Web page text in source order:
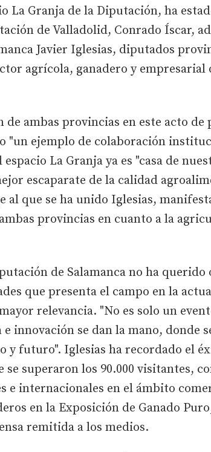
La Granja de la Diputación, ha
de Valladolid, Conrado Íscar,
Javier Iglesias, diputados
agrícola, ganadero y empresarial
de ambas provincias en este acto de
"un ejemplo de colaboración
La Granja ya es "casa de
escaparate de la calidad
al que se ha unido Iglesias,
provincias en cuanto a la
de Salamanca no ha querido
que presenta el campo en la
relevancia. "No es solo un
innovación se dan la mano, donde
y futuro". Iglesias ha recordado el
se superaron los 90.000 visitantes,
e internacionales en el ámbito
en la Exposición de Ganado
remitida a los medios.